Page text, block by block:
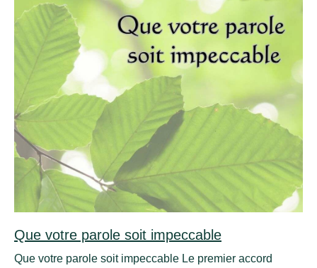
Que votre parole soit impeccable
Que votre parole soit impeccable Le premier accord